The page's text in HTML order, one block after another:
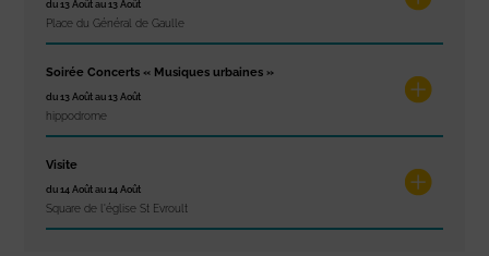
du 13 Août au 13 Août
Place du Général de Gaulle
Soirée Concerts « Musiques urbaines »
du 13 Août au 13 Août
hippodrome
Visite
du 14 Août au 14 Août
Square de l'église St Evroult